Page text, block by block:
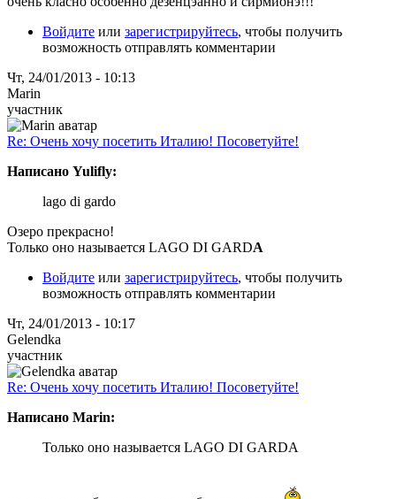
Войдите или зарегистрируйтесь, чтобы получить
возможность отправлять комментарии
Чт, 24/01/2013 - 10:13
Marin
участник
Re: Очень хочу посетить Италию! Посоветуйте!
Написано Yulifly:
lago di gardo
Озеро прекрасно!
Только оно называется LAGO DI GARDA
Войдите или зарегистрируйтесь, чтобы получить
возможность отправлять комментарии
Чт, 24/01/2013 - 10:17
Gelendka
участник
Re: Очень хочу посетить Италию! Посоветуйте!
Написано Marin:
Только оно называется LAGO DI GARDA